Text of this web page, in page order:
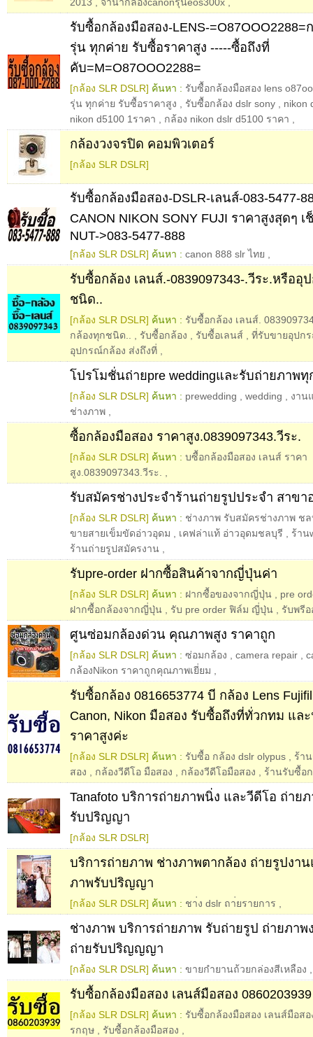
รับซื้อกล้องมือสอง-LENS-=O87OOO2288=
รุ่น ทุกค่าย รับซื้อราคาสูง -----ซื้อถึงที่
คับ=M=O87OOO2288=
[กล้อง SLR DSLR] ค้นหา : รับซื้อกล้องมือสอง lens
รุ่น ทุกค่าย รับซื้อราคาสูง
รับซื้อกล้อง dslr sony
nikon
nikon d5100 1ราคา
กล้อง nikon dslr d5100 ราคา
กล้องวงจรปิด คอมพิวเตอร์
[กล้อง SLR DSLR]
รับซื้อกล้องมือสอง-DSLR-เลนส์-083-5477-
CANON NIKON SONY FUJI ราคาสูงสุดๆ เ
NUT->083-5477-888
[กล้อง SLR DSLR] ค้นหา : canon 888 slr ไทย
รับซื้อกล้อง เลนส์.-0839097343-.วีระ.หรือ
ชนิด..
[กล้อง SLR DSLR] ค้นหา : รับซื้อกล้อง เลนส์.
กล้องทุกชนิด..
รับซื้อกล้อง รับซื้อเลนส์
ที่รับขายอุปก
อุปกรณ์กล้อง ส่งถึงที่
โปรโมชั่นถ่ายpre weddingและรับถ่ายภาพทุ
[กล้อง SLR DSLR] ค้นหา : prewedding wedding
งาน
ช่างภาพ
ซื้อกล้องมือสอง ราคาสูง.0839097343.วีระ.
[กล้อง SLR DSLR] ค้นหา : บซื้อกล้องมือสอง เลนส์ ราคา
สูง.0839097343.วีระ.
รับสมัครช่างประจำร้านถ่ายรูปประจำ สาข
[กล้อง SLR DSLR] ค้นหา : ช่างภาพ รับสมัครช่างภาพ ช
ขายสายเข็มขัดอ่าวอุดม
เคฟล่าแท้ อ่าวอุดมชลบุรี
ร้าน
ร้านถ่ายรูปสมัครงาน
รับpre-order ฝากซื้อสินค้าจากญี่ปุ่นค่า
[กล้อง SLR DSLR] ค้นหา : ฝากซื้อของจากญี่ปุ่น
pre
ฝากซื้อกล้องจากญี่ปุ่น
รับ pre order ฟิล์ม ญี่ปุ่น รับพรี
ศูนซ่อมกล้องด่วน คุณภาพสูง ราคาถูก
[กล้อง SLR DSLR] ค้นหา : ซ่อมกล้อง camera repair
กล้องNikon ราคาถูกคุณภาพเยี่ยม
รับซื้อกล้อง 0816653774 บี กล้อง Lens
Canon, Nikon มือสอง รับซื้อถึงที่ทั่วกทม แ
ราคาสูงค่ะ
[กล้อง SLR DSLR] ค้นหา : รับซื้อ กล้อง dslr olypus
ร้า
สอง
กล้องวีดีโอ มือสอง กล้องวีดีโอมือสอง ร้านรับซื้อ
Tanafoto บริการถ่ายภาพนิ่ง และวีดีโอ ถ่าย
รับปริญญา
[กล้อง SLR DSLR]
บริการถ่ายภาพ ช่างภาพตากล้อง ถ่ายรูปงา
ภาพรับปริญญา
[กล้อง SLR DSLR] ค้นหา : ชา่ง dslr ถา่ยรายการ
ช่างภาพ บริการถ่ายภาพ รับถ่ายรูป ถ่ายภาพ
ถ่ายรับปริญญญา
[กล้อง SLR DSLR] ค้นหา : ขายกำยานถ้วยกล่องสีเหลือง
รับซื้อกล้องมือสอง เลนส์มือสอง
[กล้อง SLR DSLR] ค้นหา : รับซื้อกล้องมือสอง เลนส์มือสอ
รกฤษ
รับซื้อกล้องมือสอง